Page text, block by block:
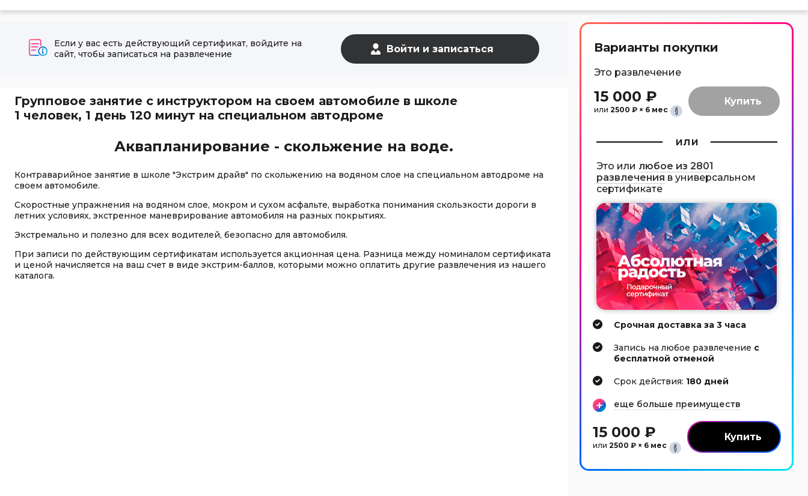
Если у вас есть действующий сертификат, войдите на
сайт, чтобы записаться на развлечение
Групповое занятие с инструктором на своем автомобиле в школе
1 человек, 1 день 120 минут на специальном автодроме
Аквапланирование - скольжение на воде.
Контраварийное занятие в школе "Экстрим драйв" по скольжению на водяном слое на специальном автодроме на
своем автомобиле.
Скоростные упражнения на водяном слое, мокром и сухом асфальте, выработка понимания скользкости дороги в
летних условиях, экстренное маневрирование автомобиля на разных покрытиях.
Экстремально и полезно для всех водителей, безопасно для автомобиля.
При записи по действующим сертификатам используется акционная цена. Разница между номиналом сертификата
и ценой начисляется на ваш счет в виде экстрим-баллов, которыми можно оплатить другие развлечения из нашего
каталога.
Варианты покупки
Это развлечение
15 000 ₽
или 2500 ₽ × 6 мес
или
Это или любое из 2801
развлечения в универсальном
сертификате
Срочная доставка за 3 часа
Запись на любое развлечение с
бесплатной отменой
Cрок действия: 180 дней
еще больше преимуществ
15 000 ₽
или 2500 ₽ × 6 мес